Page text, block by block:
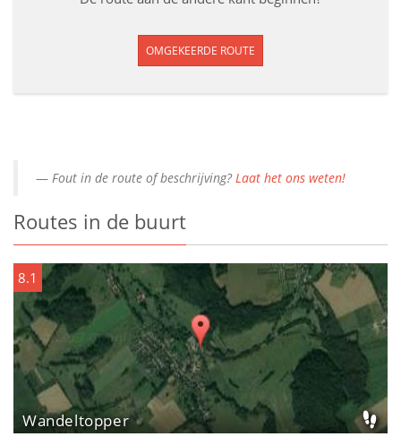
OMGEKEERDE ROUTE
Fout in de route of beschrijving?Laat het ons weten!
Routes in de buurt
8.1
Wandeltopper